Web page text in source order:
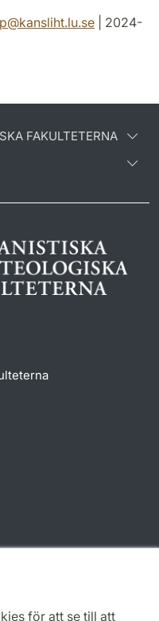
för att se till att
@kansliht.lu.se | 2024-
FAKULTETERNA